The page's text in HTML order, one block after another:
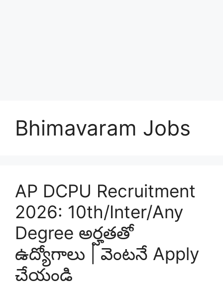
Bhimavaram Jobs
AP DCPU Recruitment
2026: 10th/Inter/Any
Degree అర్హతతో
ఉద్యోగాలు | వెంటనే Apply
చేయండి